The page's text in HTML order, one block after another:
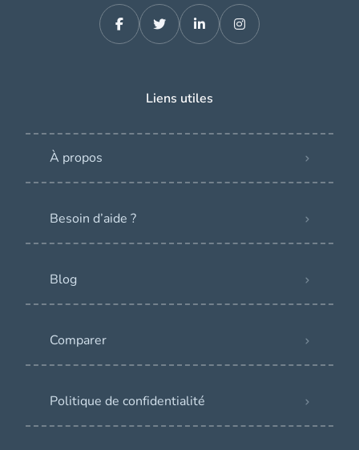
Liens utiles
À propos
Besoin d’aide ?
Blog
Comparer
Politique de confidentialité